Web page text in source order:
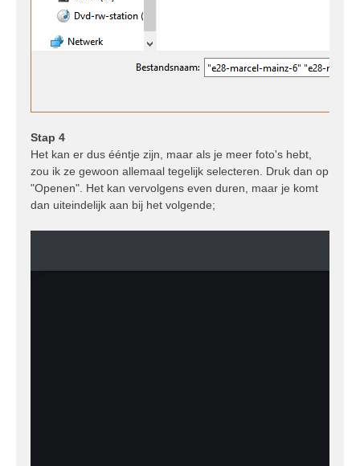
Stap 4
Het kan er dus ééntje zijn, maar als je meer foto's hebt,
zou ik ze gewoon allemaal tegelijk selecteren. Druk dan op
"Openen". Het kan vervolgens even duren, maar je komt
dan uiteindelijk aan bij het volgende;